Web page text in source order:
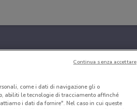
come i dati di navigazione gli o
abiliti le tecnologie di tracciamento affinché
i dati da fornire". Nel caso in cui queste
Continua senza accettare